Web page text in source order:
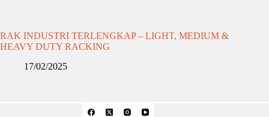
RAK INDUSTRI TERLENGKAP – LIGHT, MEDIUM &
HEAVY DUTY RACKING
17/02/2025